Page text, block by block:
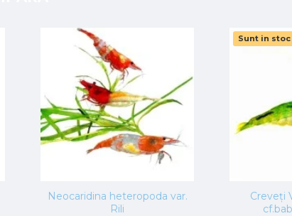
Neocaridina heteropoda var.
Rili
Sunt in stoc
Creveți